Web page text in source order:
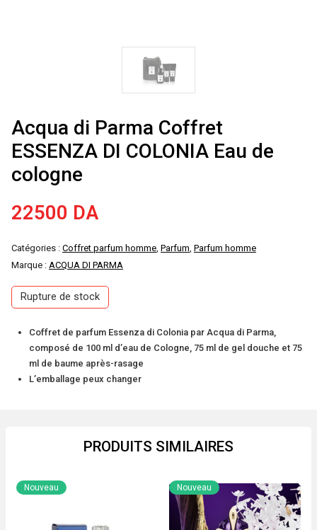
Acqua di Parma Coffret
ESSENZA DI COLONIA Eau de
cologne
22500 DA
Catégories : Coffret parfum homme, Parfum, Parfum homme
Marque : ACQUA DI PARMA
Rupture de stock
Coffret de parfum Essenza di Colonia par Acqua di Parma,
composé de 100 ml d’eau de Cologne, 75 ml de gel douche et 75
ml de baume après-rasage
L’emballage peux changer
PRODUITS SIMILAIRES
Nouveau Nouveau